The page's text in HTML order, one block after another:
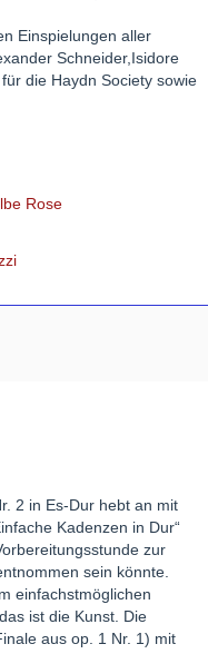
Einspielungen aller
Schneider,Isidore
die Haydn Society sowie
2 in Es-Dur hebt an mit
Kadenzen in Dur“
zur
sein könnte.
einfachstmöglichen
ist die Kunst. Die
aus op. 1 Nr. 1) mit